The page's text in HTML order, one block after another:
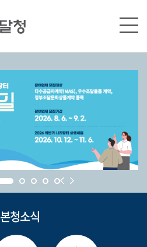
본청소식